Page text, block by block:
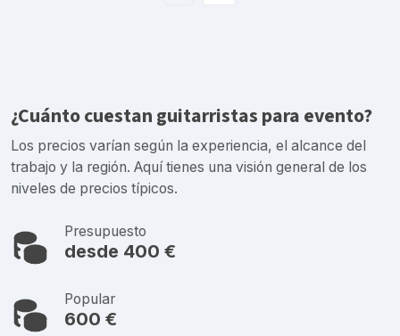
¿Cuánto cuestan guitarristas para evento?
Los precios varían según la experiencia, el alcance del
trabajo y la región. Aquí tienes una visión general de los
niveles de precios típicos.
Presupuesto
desde 400 €
Popular
600 €